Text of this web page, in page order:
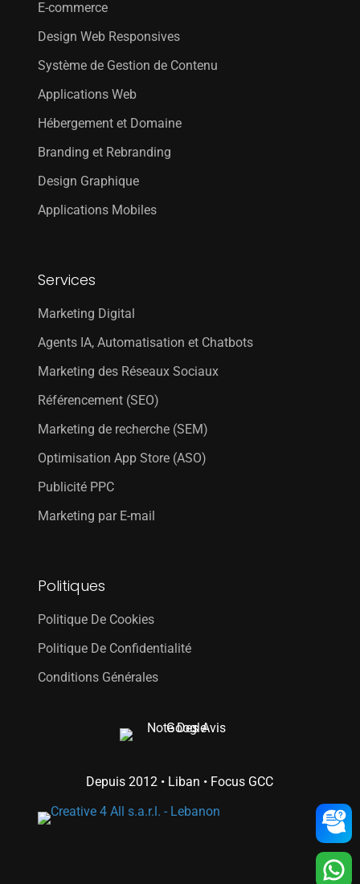
E-commerce
Design Web Responsives
Système de Gestion de Contenu
Applications Web
Hébergement et Domaine
Branding et Rebranding
Design Graphique
Applications Mobiles
Services
Marketing Digital
Agents IA, Automatisation et Chatbots
Marketing des Réseaux Sociaux
Référencement (SEO)
Marketing de recherche (SEM)
Optimisation App Store (ASO)
Publicité PPC
Marketing par E-mail
Politiques
Politique De Cookies
Politique De Confidentialité
Conditions Générales
Depuis 2012 • Liban • Focus GCC